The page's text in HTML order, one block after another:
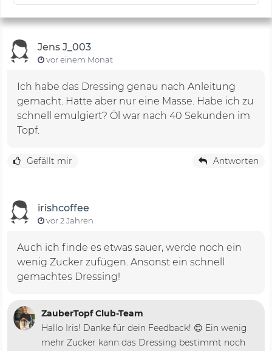
Jens J_003
vor einem Monat
Ich habe das Dressing genau nach Anleitung
gemacht. Hatte aber nur eine Masse. Habe ich zu
schnell emulgiert? Öl war nach 40 Sekunden im
Topf.
Gefällt mir Antworten
irishcoffee
vor 2 Jahren
Auch ich finde es etwas sauer, werde noch ein
wenig Zucker zufügen. Ansonst ein schnell
gemachtes Dressing!
ZauberTopf Club-Team
Hallo Iris! Danke für dein Feedback! 😊 Ein wenig
mehr Zucker kann das Dressing bestimmt noch